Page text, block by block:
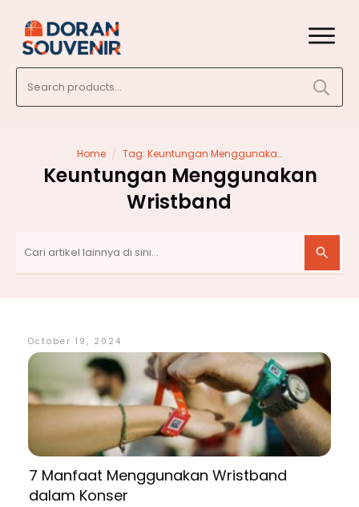
for:
Home / Tag: Keuntungan Menggunakan Wristband
Keuntungan Menggunakan
Wristband
October 19, 2024
7 Manfaat Menggunakan Wristband
dalam Konser